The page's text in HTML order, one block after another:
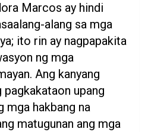
Marcos ay hindi
alang sa mga
ito rin ay nagpapakita
ng mga
Ang kanyang
pagkakataon upang
mga hakbang na
matugunan ang mga